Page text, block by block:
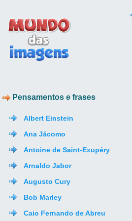
Pensamentos e frases
Albert Einstein
Ana Jácomo
Antoine de Saint-Exupéry
Arnaldo Jabor
Augusto Cury
Bob Marley
Caio Fernando de Abreu